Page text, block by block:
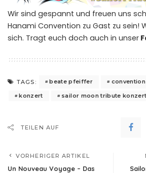
Wir sind gespannt und freuen uns
Hanami Convention zu Gast zu sein!
sich. Tragt euch doch auch in unser
TAGS: beate pfeiffer convention
konzert
sailor moon tribute konzert
TEILEN AUF
VORHERIGER ARTIKEL
Un Nouveau Voyage – Das